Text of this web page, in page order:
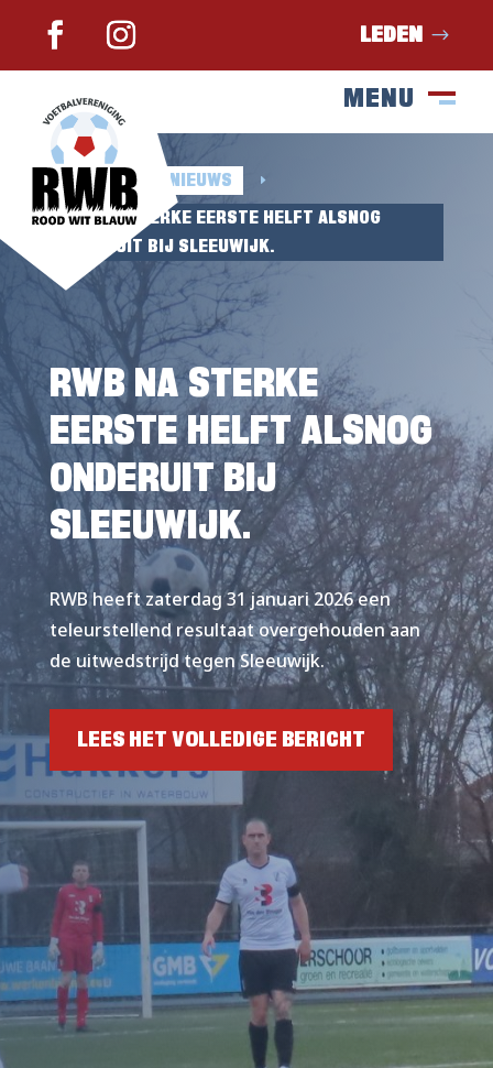
LEDEN
MENU
SLUIT
HOME E NIEUWS E
RWB NA STERKE EERSTE HELFT ALSNOG
ONDERUIT BIJ SLEEUWIJK.
RWB NA STERKE
EERSTE HELFT ALSNOG
ONDERUIT BIJ
SLEEUWIJK.
RWB heeft zaterdag 31 januari 2026 een
teleurstellend resultaat overgehouden aan
de uitwedstrijd tegen Sleeuwijk.
LEES HET VOLLEDIGE BERICHT